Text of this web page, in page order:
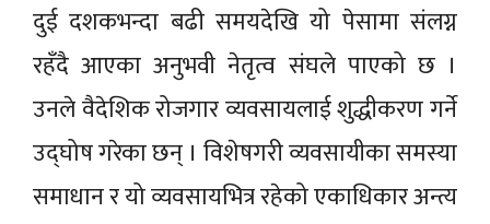
दुई दशकभन्दा बढी समयदेखि यो पेसामा संलग्न
रहँदै आएका अनुभवी नेतृत्व संघले पाएको छ ।
उनले वैदेशिक रोजगार व्यवसायलाई शुद्धीकरण गर्ने
उद्घोष गरेका छन् । विशेषगरी व्यवसायीका समस्या
समाधान र यो व्यवसायभित्र रहेको एकाधिकार अन्त्य